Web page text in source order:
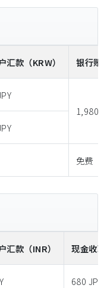
汇款 （KRW） 银行账
1,980
免费
汇款 （INR） 现金收取
680 JPY